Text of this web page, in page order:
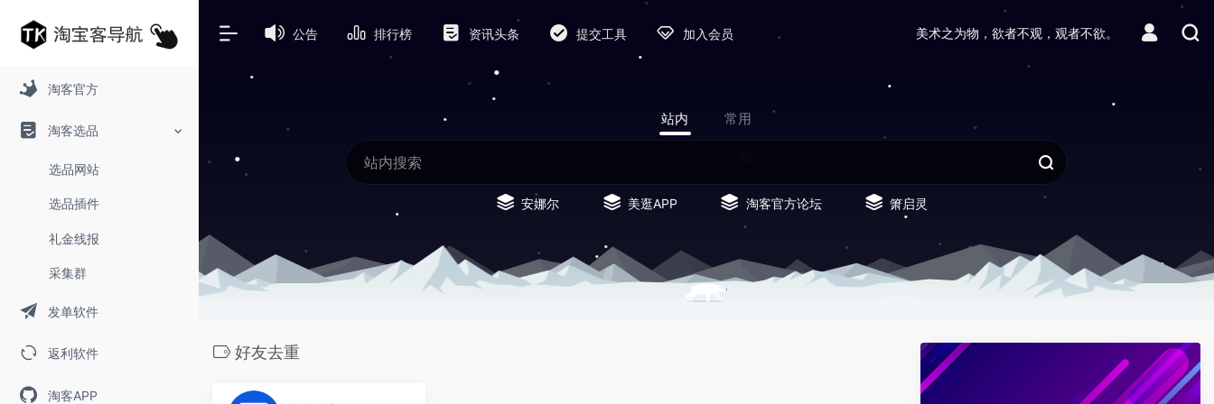
淘客官方
淘客选品
选品网站
选品插件
礼金线报
采集群
发单软件
返利软件
淘客APP
公告 排行榜 资讯头条 提交工具 加入会员 美术之为物，欲者不观，观者不欲。
站内 常用
安娜尔 美逛APP 淘客官方论坛 箫启灵
好友去重